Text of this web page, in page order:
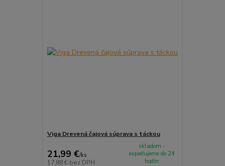
Viga Drevená čajová súprava s táckou
21,99 €/ks
17,88 € bez DPH
skladom -
expedujeme do 24
hodín